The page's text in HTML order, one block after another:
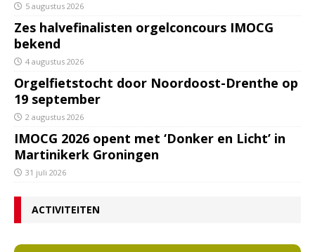
5 augustus 2026
Zes halvefinalisten orgelconcours IMOCG
bekend
4 augustus 2026
Orgelfietstocht door Noordoost-Drenthe op
19 september
2 augustus 2026
IMOCG 2026 opent met ‘Donker en Licht’ in
Martinikerk Groningen
31 juli 2026
ACTIVITEITEN